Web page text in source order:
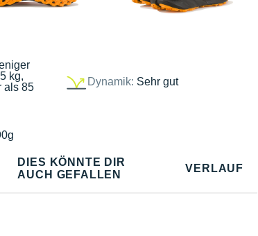
kg,
als 85
Dynamik: Sehr gut
DIES KÖNNTE DIR
AUCH GEFALLEN
VERLAUF